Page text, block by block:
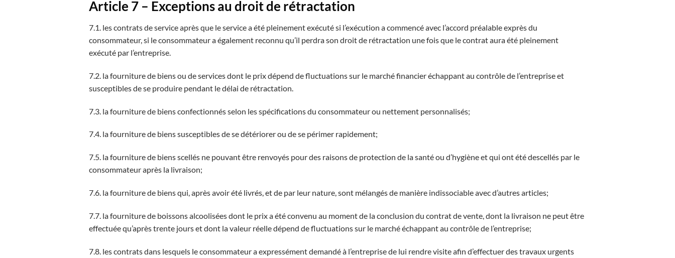
Article 7 – Exceptions au droit de rétractation
7.1. les contrats de service après que le service a été pleinement exécuté si l’exécution a commencé avec l’accord préalable exprès du
consommateur, si le consommateur a également reconnu qu’il perdra son droit de rétractation une fois que le contrat aura été pleinement
exécuté par l’entreprise.
7.2. la fourniture de biens ou de services dont le prix dépend de fluctuations sur le marché financier échappant au contrôle de l’entreprise et
susceptibles de se produire pendant le délai de rétractation.
7.3. la fourniture de biens confectionnés selon les spécifications du consommateur ou nettement personnalisés;
7.4. la fourniture de biens susceptibles de se détériorer ou de se périmer rapidement;
7.5. la fourniture de biens scellés ne pouvant être renvoyés pour des raisons de protection de la santé ou d’hygiène et qui ont été descellés par le
consommateur après la livraison;
7.6. la fourniture de biens qui, après avoir été livrés, et de par leur nature, sont mélangés de manière indissociable avec d’autres articles;
7.7. la fourniture de boissons alcoolisées dont le prix a été convenu au moment de la conclusion du contrat de vente, dont la livraison ne peut être
effectuée qu’après trente jours et dont la valeur réelle dépend de fluctuations sur le marché échappant au contrôle de l’entreprise;
7.8. les contrats dans lesquels le consommateur a expressément demandé à l’entreprise de lui rendre visite afin d’effectuer des travaux urgents